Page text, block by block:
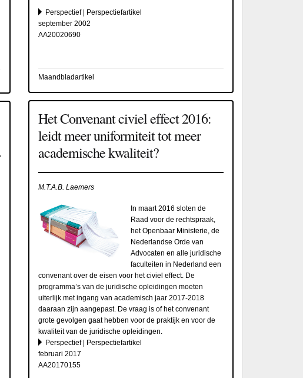
Perspectief | Perspectiefartikel
september 2002
AA20020690
Maandbladartikel
Het Convenant civiel effect 2016:
leidt meer uniformiteit tot meer
academische kwaliteit?
M.T.A.B. Laemers
In maart 2016 sloten de
Raad voor de rechtspraak,
het Openbaar Ministerie, de
Nederlandse Orde van
Advocaten en alle juridische
faculteiten in Nederland een
convenant over de eisen voor het civiel effect. De
programma’s van de juridische opleidingen moeten
uiterlijk met ingang van academisch jaar 2017-2018
daaraan zijn aangepast. De vraag is of het convenant
grote gevolgen gaat hebben voor de praktijk en voor de
kwaliteit van de juridische opleidingen.
Perspectief | Perspectiefartikel
februari 2017
AA20170155